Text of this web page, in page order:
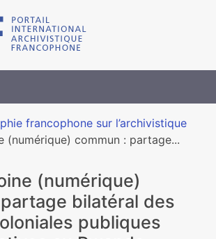
francophone sur l’archivistique
(numé­ri­que) commun : par­tage...
(numé­ri­que)
bila­té­ral des
publi­ques